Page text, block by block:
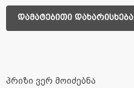
დამატებითი დახარისხება
პრიზი ვერ მოიძებნა